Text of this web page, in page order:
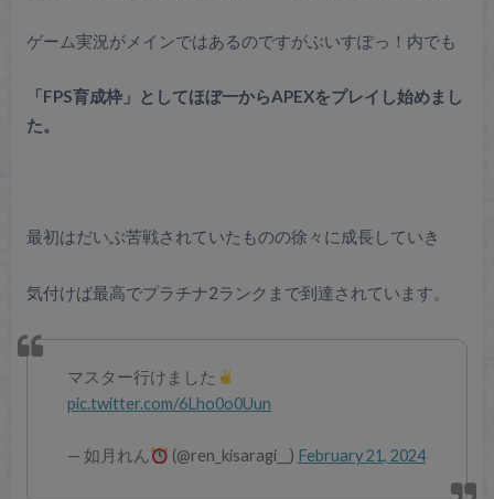
ゲーム実況がメインではあるのですがぶいすぽっ！内でも
「FPS育成枠」としてほぼ一からAPEXをプレイし始めまし
た。
最初はだいぶ苦戦されていたものの徐々に成長していき
気付けば最高でプラチナ2ランクまで到達されています。
マスター行けました
pic.twitter.com/6Lho0o0Uun
— 如月れん (@ren_kisaragi__) February 21, 2024